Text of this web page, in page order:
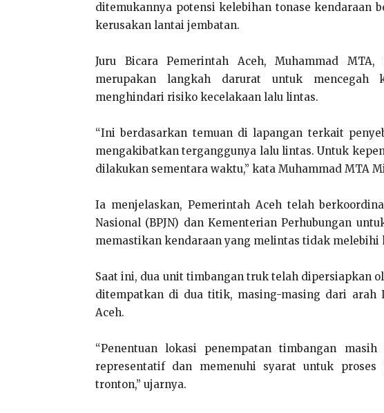
ditemukannya potensi kelebihan tonase kendaraan
kerusakan lantai jembatan.
Juru Bicara Pemerintah Aceh, Muhammad MTA,
merupakan langkah darurat untuk mencegah
menghindari risiko kecelakaan lalu lintas.
“Ini berdasarkan temuan di lapangan terkait
mengakibatkan terganggunya lalu lintas. Untuk
dilakukan sementara waktu,” kata Muhammad MTA
Ia menjelaskan, Pemerintah Aceh telah
Nasional (BPJN) dan Kementerian Perhubungan
memastikan kendaraan yang melintas tidak melebihi
Saat ini, dua unit timbangan truk telah dipersiapkan
ditempatkan di dua titik, masing-masing dari arah
Aceh.
“Penentuan lokasi penempatan timbangan
representatif dan memenuhi syarat untuk
tronton,” ujarnya.